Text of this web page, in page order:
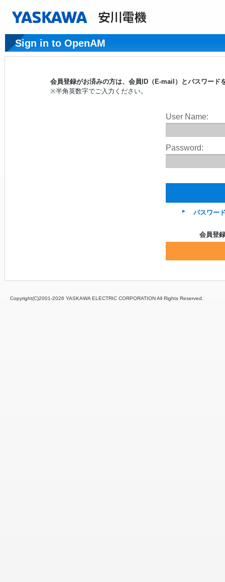
Sign in to OpenAM
会員登録がお済みの方は、会員ID（E-mail）とパスワー
※半角英数字でご入力ください。
User Name:
Password:
パスワー
会員登
Copyright(C)2001‐2026 YASKAWA ELECTRIC CORPORATION All Rights Reserved.